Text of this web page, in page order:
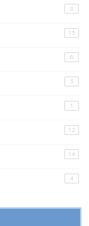
8
13
6
3
1
12
14
4